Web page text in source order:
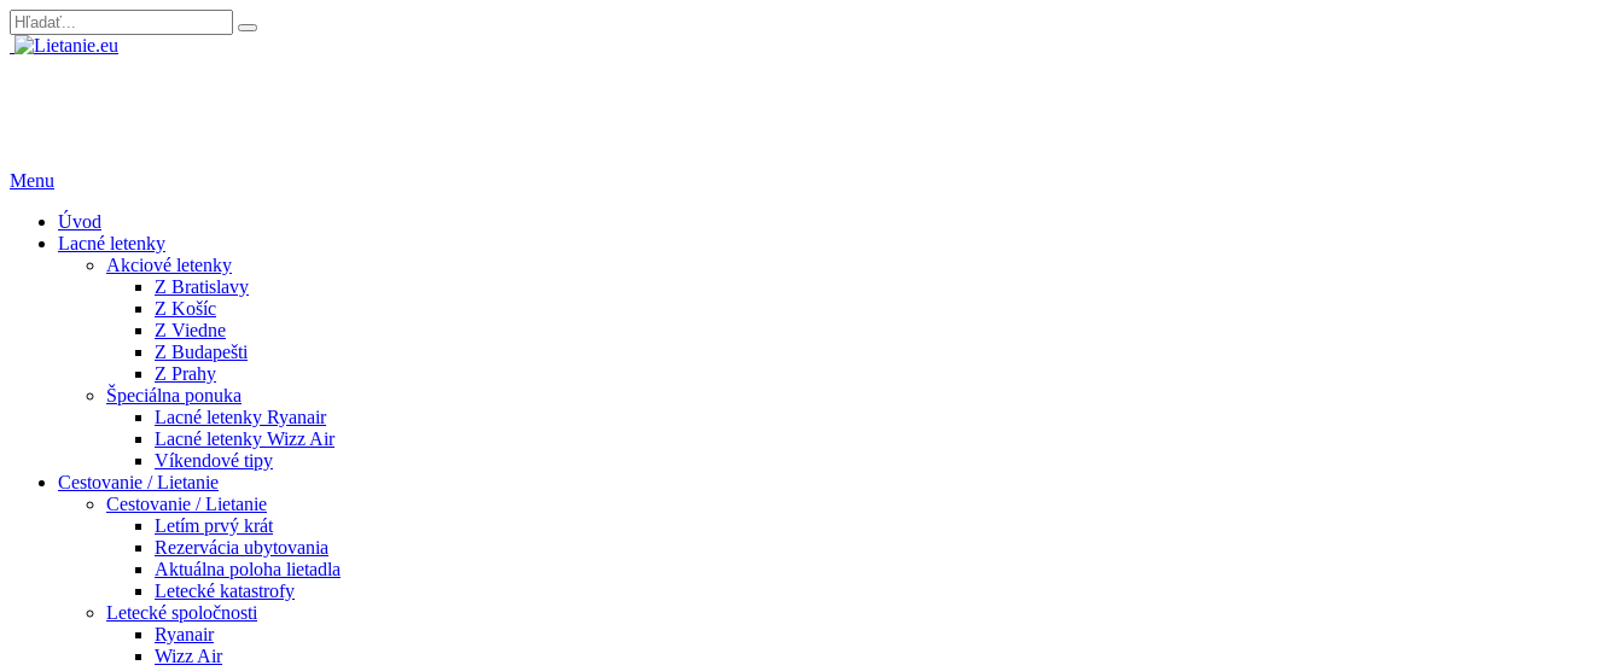
Menu
Úvod
Lacné letenky
Akciové letenky
Z Bratislavy
Z Košíc
Z Viedne
Z Budapešti
Z Prahy
Špeciálna ponuka
Lacné letenky Ryanair
Lacné letenky Wizz Air
Víkendové tipy
Cestovanie / Lietanie
Cestovanie / Lietanie
Letím prvý krát
Rezervácia ubytovania
Aktuálna poloha lietadla
Letecké katastrofy
Letecké spoločnosti
Ryanair
Wizz Air